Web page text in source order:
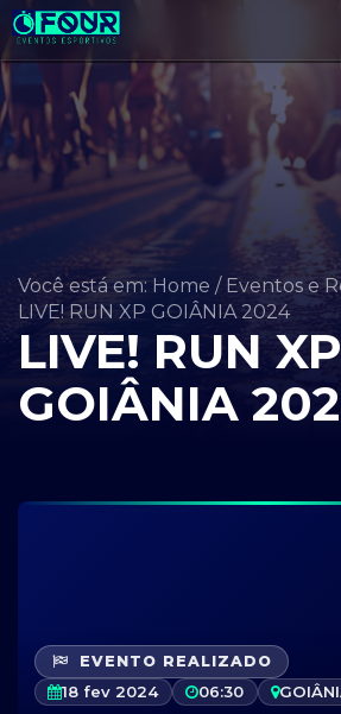
Você está em: Home / Eventos e
LIVE! RUN XP GOIÂNIA 2024
LIVE! RUN XP
GOIÂNIA
EVENTO REALIZADO
18 fev 2024 06:30